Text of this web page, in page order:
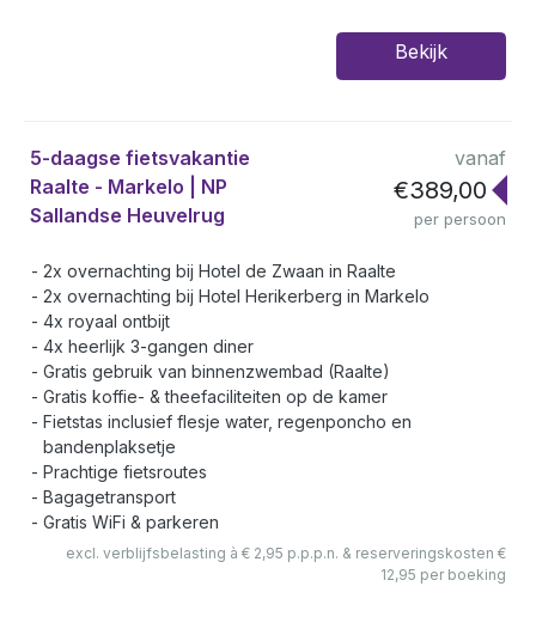
Bekijk
5-daagse fietsvakantie
Raalte - Markelo | NP
Sallandse Heuvelrug
vanaf
€389,00
per persoon
2x overnachting bij Hotel de Zwaan in Raalte
2x overnachting bij Hotel Herikerberg in Markelo
4x royaal ontbijt
4x heerlijk 3-gangen diner
Gratis gebruik van binnenzwembad (Raalte)
Gratis koffie- & theefaciliteiten op de kamer
Fietstas inclusief flesje water, regenponcho en
bandenplaksetje
Prachtige fietsroutes
Bagagetransport
Gratis WiFi & parkeren
excl. verblijfsbelasting à € 2,95 p.p.p.n. & reserveringskosten €
12,95 per boeking